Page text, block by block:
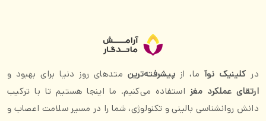
درکلینیک نوآما، از پیشرفته‌ترین متدهای روز دنیا برای بهبود و
ارتقای عملکرد مغز استفاده می‌کنیم. ما اینجا هستیم تا با ترکیب
دانش روانشناسی بالینی و تکنولوژی، شما را در مسیر سلامت اعصاب و